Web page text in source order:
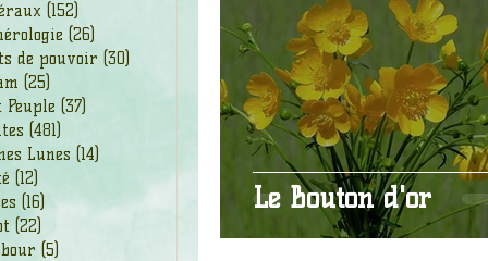
(152)
(26)
de pouvoir (30)
(25)
Peuple (37)
(481)
Lunes (14)
(12)
(16) 16 posts
(22)
(5)
Le Bouton d'or